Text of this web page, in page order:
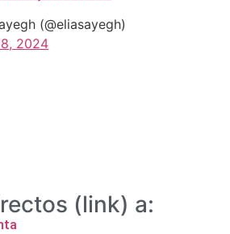
(@eliasayegh)
2024
(link) a: